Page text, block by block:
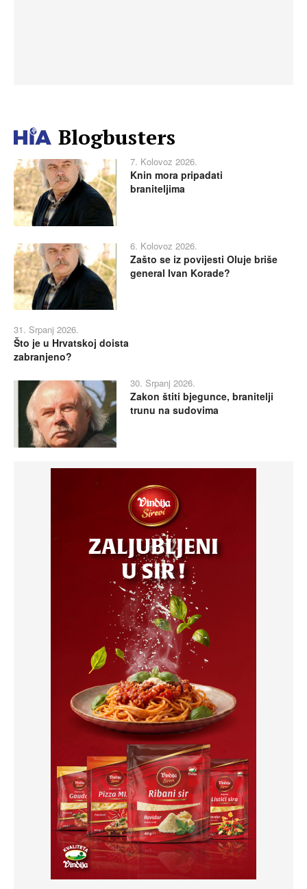
Blogbusters
7. Kolovoz 2026.
Knin mora pripadati
braniteljima
6. Kolovoz 2026.
Zašto se iz povijesti Oluje briše
general Ivan Korade?
31. Srpanj 2026.
Što je u Hrvatskoj doista
zabranjeno?
30. Srpanj 2026.
Zakon štiti bjegunce, branitelji
trunu na sudovima